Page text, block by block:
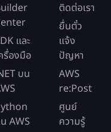
และ
รื่องมือ
บน
AWS
ติดต่อเรา
ยื่นตั๋ว
แจ้ง
ปัญหา
AWS
re:Post
ศูนย์
ความรู้